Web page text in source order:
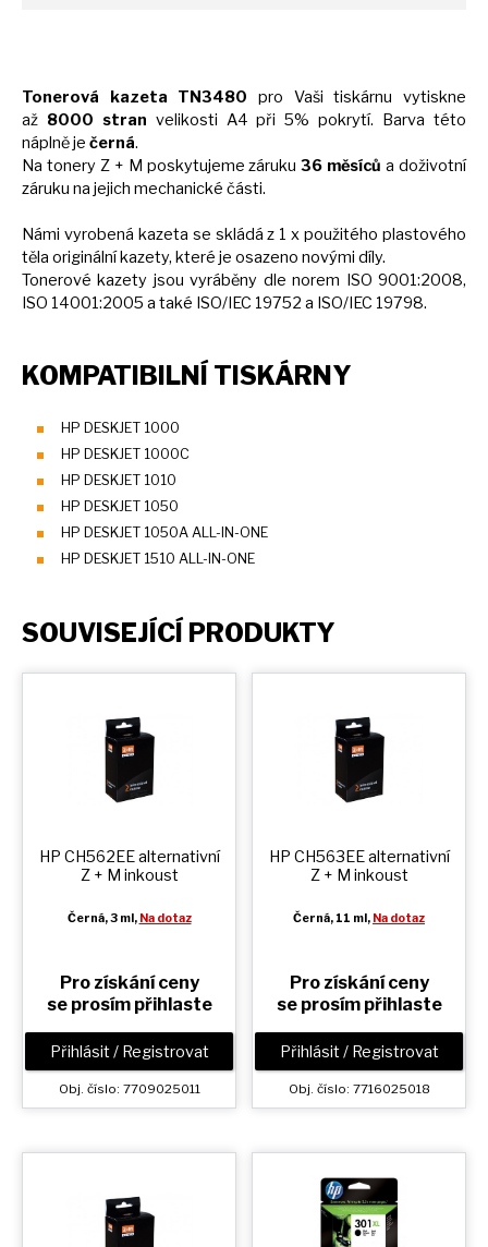
Tonerová kazeta TN3480 pro Vaši tiskárnuvytiskne
až 8000 stran velikosti A4při 5% pokrytí. Barva této
náplněje černá.
Na tonery Z + M poskytujeme záruku36 měsíců adoživotní
záruku na jejich mechanické části.
Námi vyrobená kazeta se skládá z 1xpoužitého plastového
těla originální kazety, které je osazeno novými díly.
Tonerové kazety jsou vyráběny dle norem ISO 9001:2008,
ISO 14001:2005 a také ISO/IEC 19752 a ISO/IEC 19798.
KOMPATIBILNÍ TISKÁRNY
HP DESKJET 1000
HP DESKJET 1000C
HP DESKJET 1010
HP DESKJET 1050
HP DESKJET 1050A ALL-IN-ONE
HP DESKJET 1510 ALL-IN-ONE
SOUVISEJÍCÍ PRODUKTY
HP CH562EE alternativní
Z + M inkoust
Černá, 3 ml, Na dotaz
Pro získání ceny
se prosím přihlaste
Přihlásit / Registrovat
Obj. číslo: 7709025011
HP CH563EE alternativní
Z + M inkoust
Černá, 11 ml, Na dotaz
Pro získání ceny
se prosím přihlaste
Přihlásit / Registrovat
Obj. číslo: 7716025018